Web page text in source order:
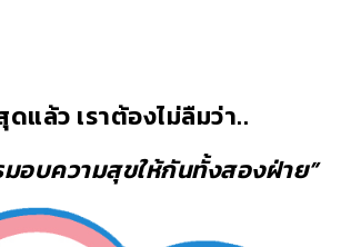
แล้ว เราต้องไม่ลืมว่า..
มอบความสุขให้กันทั้งสองฝ่าย”